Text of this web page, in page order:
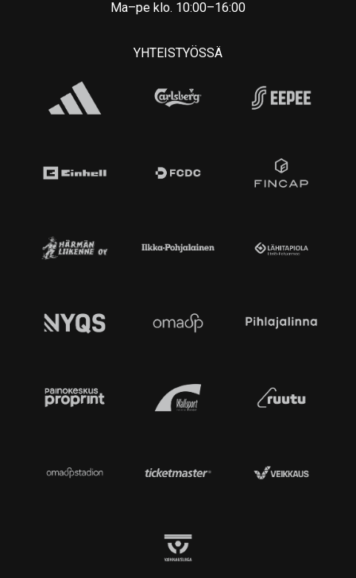
Ma–pe klo. 10:00–16:00
YHTEISTYÖSSÄ